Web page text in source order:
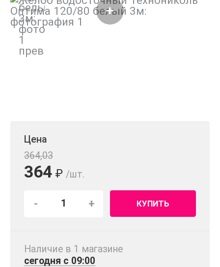
Цена
364,03
364 ₽ /шт.
- + КУПИТЬ
Наличие в 1 магазинe
сегодня с 09:00